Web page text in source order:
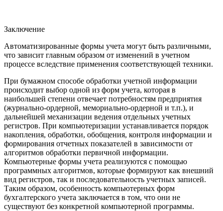
Заключение
Автоматизированные формы учета могут быть различными,
что зависит главным образом от изменений в учетном
процессе вследствие применения соответствующей техники.
При бумажном способе обработки учетной информации
происходит выбор одной из форм учета, которая в
наибольшей степени отвечает потребностям предприятия
(журнально-ордерной, мемориально-ордерной и т.п.), и
дальнейшей механизации ведения отдельных учетных
регистров. При компьютеризации устанавливается порядок
накопления, обработки, обобщения, контроля информации и
формирования отчетных показателей в зависимости от
алгоритмов обработки первичной информации.
Компьютерные формы учета реализуются с помощью
программ­ных алгоритмов, которые формируют как внешний
вид регистров, так и последовательность учетных записей.
Таким образом, особенность компьютерных форм
бухгалтерского учета заклю­чается в том, что они не
существуют без конкретной компьютерной программы.